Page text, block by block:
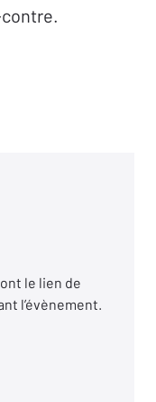
le lien de
l’évènement.